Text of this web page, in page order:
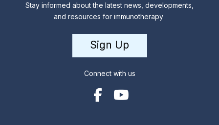
Stay informed about the latest news, developments,
and resources for immunotherapy
Sign Up
Connect with us